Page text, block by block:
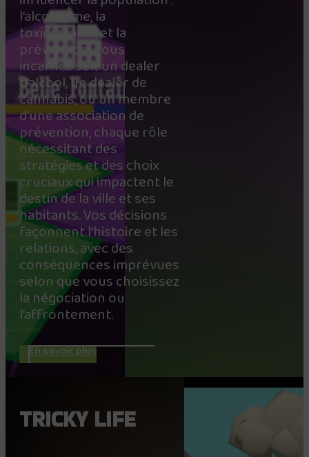
l’alcoolisme, la
toxicomanie, et la
prévention. Vous
incarnez soit un dealer
d’alcool, un dealer de
cannabis, ou un membre
d’une association de
prévention, chaque rôle
nécessitant des
stratégies et des choix
cruciaux qui impactent le
destin de la ville et ses
habitants. Vos décisions
façonnent l’histoire et les
relations, avec des
conséquences imprévues
selon que vous choisissez
la négociation ou
l’affrontement.
En savoir plus
TRICKY LIFE